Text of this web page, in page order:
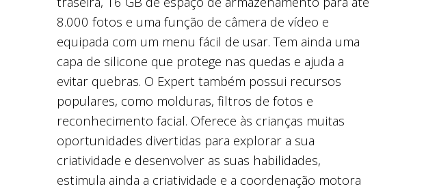
8.000 fotos e uma função de câmera de vídeo e
equipada com um menu fácil de usar. Tem ainda uma
capa de silicone ​​que protege nas quedas e ajuda a
evitar quebras. O Expert também possui recursos
populares, como molduras, filtros de fotos e
reconhecimento facial. Oferece às crianças muitas
oportunidades divertidas para explorar a sua
criatividade e desenvolver as suas habilidades,
estimula ainda a criatividade e a coordenação motora